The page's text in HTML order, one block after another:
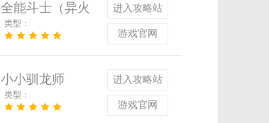
全能斗士（异火
修仙超变刀）
类型：
进入攻略站
游戏官网
小小驯龙师
类型：
进入攻略站
游戏官网